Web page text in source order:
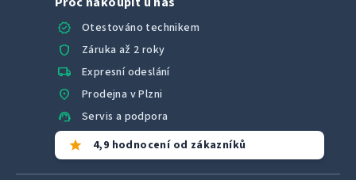
verified
Otestováno technikem
shield Záruka až 2 roky
local_shipping Expresní odeslání
location_on Prodejna v Plzni
support_agent Servis a podpora
star 4,9 hodnocení od zákazníků